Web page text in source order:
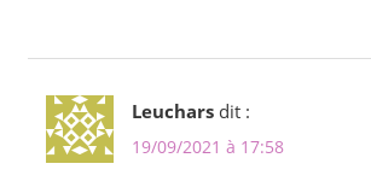
Leuchars dit :
19/09/2021 à 17:58